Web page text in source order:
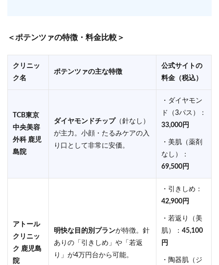
＜ポテンツァの特徴・料金比較＞
クリニッ
ク名
ポテンツァの主な特徴
公式サイトの
料金（税込）
TCB東京
中央美容
外科 鹿児
島院
ダイヤモンドチップ （針なし）
が主力。小顔・たるみケアの入
り口として非常に安価。
・ダイヤモン
ド（3パス）：
33,000円
・美肌（薬剤
なし）：
69,500円
アトール
クリニッ
ク 鹿児島
院
明快な目的別プランが特徴。針
ありの「引きしめ」や「若返
り」が4万円台から可能。
・引きしめ：
42,900円
・若返り（美
肌）： 45,100
円
・陶器肌（ジ